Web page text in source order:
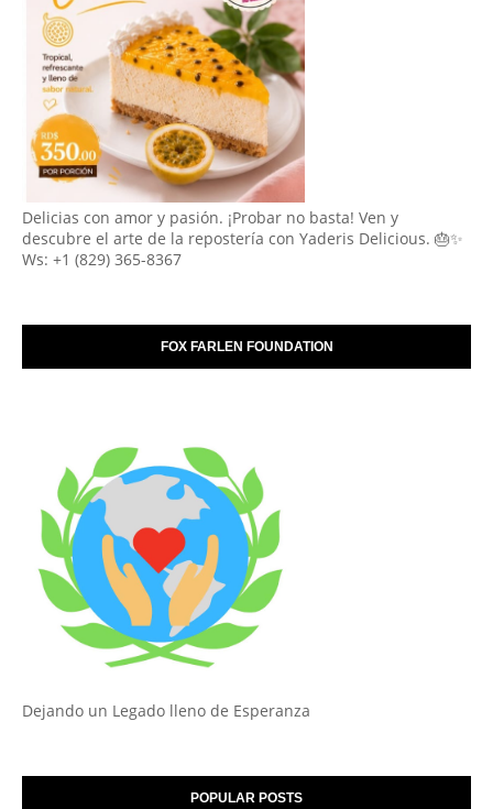
Delicias con amor y pasión. ¡Probar no basta! Ven y
descubre el arte de la repostería con Yaderis Delicious. 🎂✨
Ws: +1 (829) 365-8367
FOX FARLEN FOUNDATION
Dejando un Legado lleno de Esperanza
POPULAR POSTS